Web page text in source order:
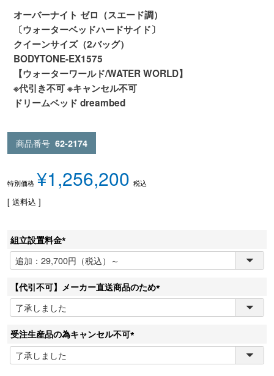
オーバーナイト ゼロ（スエード調）
〔ウォーターベッドハードサイド〕
クイーンサイズ（2バッグ）
BODYTONE-EX1575
【ウォーターワールド/WATER WORLD】
※代引き不可 ※キャンセル不可
ドリームベッド dreambed
商品番号 62-2174
特別価格 ¥1,256,200 税込
送料込
組立設置料金
(
必
須
)
【代引不可】メーカー直送商品のため
(
必
受注生産品の為キャンセル不可
(
必